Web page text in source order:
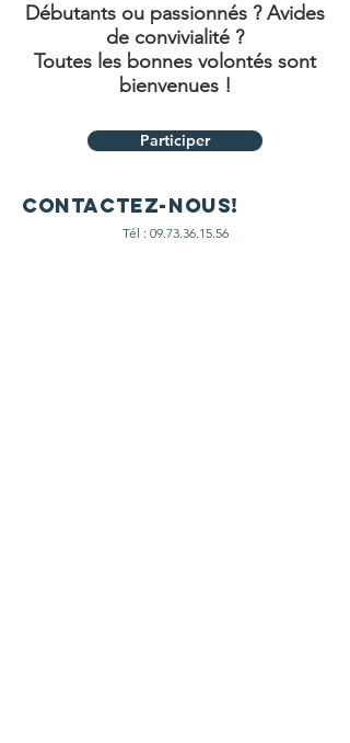
Débutants ou passionnés ? Avides
de convivialité ?
Toutes les bonnes volontés sont
bienvenues !
Participer
Contactez-nous!
Tél : 09.73.36.15.56